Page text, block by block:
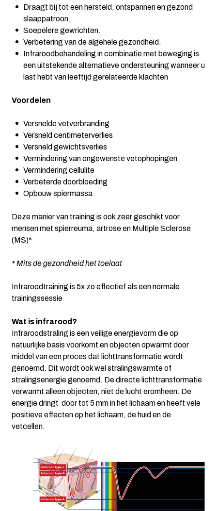
Draagt bij tot een hersteld, ontspannen en gezond
slaappatroon.
Soepelere gewrichten.
Verbetering van de algehele gezondheid.
Infraroodbehandeling in combinatie met beweging is
een uitstekende alternatieve ondersteuning wanneer u
last hebt van leeftijd gerelateerde klachten
Voordelen
Versnelde vetverbranding
Versneld centimeterverlies
Versneld gewichtsverlies
Vermindering van ongewenste vetophopingen
Vermindering cellulite
Verbeterde doorbloeding
Opbouw spiermassa
Deze manier van training is ook zeer geschikt voor
mensen met spierreuma, artrose en Multiple Sclerose
(MS)*
* Mits de gezondheid het toelaat
Infraroodtraining is 5x zo effectief als een normale
trainingssessie
Wat is infrarood?
Infraroodstraling is een veilige energievorm die op
natuurlijke basis voorkomt en objecten opwarmt door
middel van een proces dat lichttransformatie wordt
genoemd. Dit wordt ook wel stralingswarmte of
stralingsenergie genoemd. De directe lichttransformatie
verwarmt alleen objecten, niet de lucht eromheen. De
energie dringt door tot 5 mm in het lichaam en heeft vele
positieve effecten op het lichaam, de huid en de
vetcellen.